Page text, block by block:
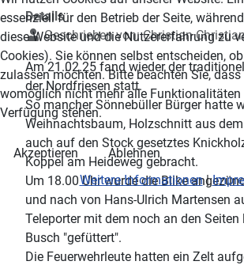
Details
Geschrieben von:Christian
Am 21.02.25 fand wieder der
der Nordfriesen statt.
So mancher Sönnebüller Bürger hatte
Weihnachtsbaum, Holzschnitt aus
auch auf den Stock gesetztes
Koppel am Heideweg gebracht.
Um 18.00 Uhr wurde die Biike
und nach von Hans-Ulrich Martensen
Teleporter mit dem noch an den Seiten
Busch "gefüttert".
Die Feuerwehrleute hatten ein Zelt
essenziell für den Betrieb der Seite,
diese Website und die Nutzererfahrung zu
Cookies). Sie können selbst entscheiden,
zulassen möchten. Bitte beachten Sie,
womöglich nicht mehr alle Funktionalitäten
Verfügung stehen.
Akzeptieren
Ablehnen
Weitere Informationen|